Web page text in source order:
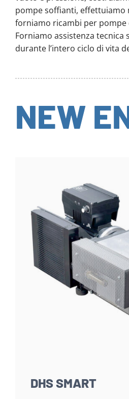
pompe soffianti, effettuiamo
forniamo ricambi per pompe
Forniamo assistenza tecnica
durante l’intero ciclo di vita
NEW
DHS SMART